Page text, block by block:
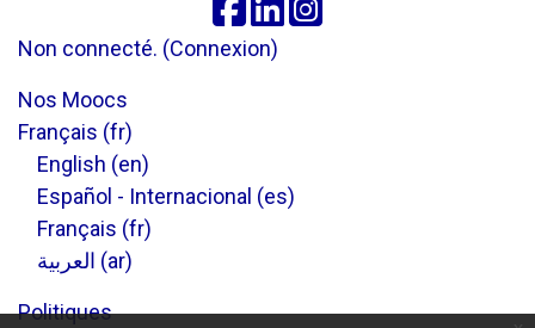
Facebook
Linkedin
Non connecté. (Connexion)
Nos Moocs
Français ‎(fr)‎
English ‎(en)‎
Español - Internacional ‎(es)‎
Français ‎(fr)‎
العربية ‎(ar)‎
Politiques